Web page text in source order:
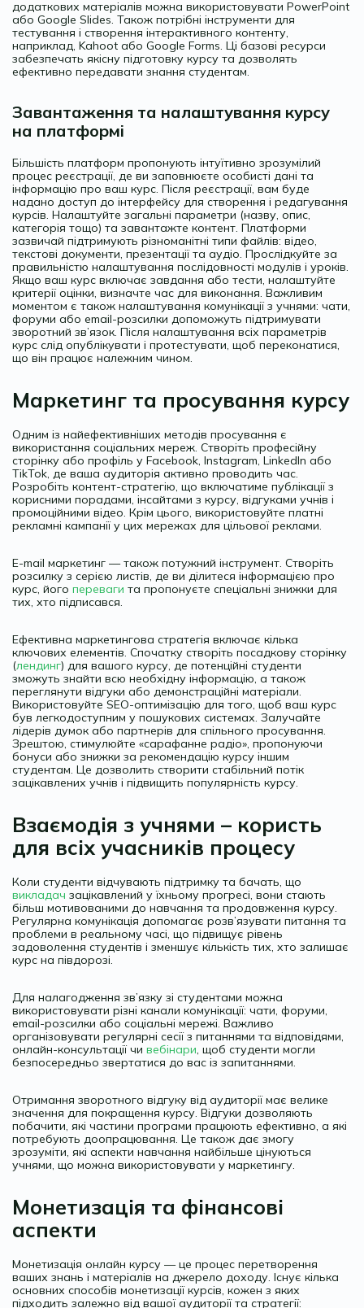
додаткових матеріалів можна використовувати PowerPoint
або Google Slides. Також потрібні інструменти для
тестування і створення інтерактивного контенту,
наприклад, Kahoot або Google Forms. Ці базові ресурси
забезпечать якісну підготовку курсу та дозволять
ефективно передавати знання студентам.
Завантаження та налаштування курсу
на платформі
Більшість платформ пропонують інтуїтивно зрозумілий
процес реєстрації, де ви заповнюєте особисті дані та
інформацію про ваш курс. Після реєстрації, вам буде
надано доступ до інтерфейсу для створення і редагування
курсів. Налаштуйте загальні параметри (назву, опис,
категорія тощо) та завантажте контент. Платформи
зазвичай підтримують різноманітні типи файлів: відео,
текстові документи, презентації та аудіо. Прослідкуйте за
правильністю налаштування послідовності модулів і уроків.
Якщо ваш курс включає завдання або тести, налаштуйте
критерії оцінки, визначте час для виконання. Важливим
моментом є також налаштування комунікації з учнями: чати,
форуми або email-розсилки допоможуть підтримувати
зворотний зв’язок. Після налаштування всіх параметрів
курс слід опублікувати і протестувати, щоб переконатися,
що він працює належним чином.
Маркетинг та просування курсу
Одним із найефективніших методів просування є
використання соціальних мереж. Створіть професійну
сторінку або профіль у Facebook, Instagram, LinkedIn або
TikTok, де ваша аудиторія активно проводить час.
Розробіть контент-стратегію, що включатиме публікації з
корисними порадами, інсайтами з курсу, відгуками учнів і
промоційними відео. Крім цього, використовуйте платні
рекламні кампанії у цих мережах для цільової реклами.
E-mail маркетинг — також потужний інструмент. Створіть
розсилку з серією листів, де ви ділитеся інформацією про
курс, його переваги та пропонуєте спеціальні знижки для
тих, хто підписався.
Ефективна маркетингова стратегія включає кілька
ключових елементів. Спочатку створіть посадкову сторінку
(лендинг) для вашого курсу, де потенційні студенти
зможуть знайти всю необхідну інформацію, а також
переглянути відгуки або демонстраційні матеріали.
Використовуйте SEO-оптимізацію для того, щоб ваш курс
був легкодоступним у пошукових системах. Залучайте
лідерів думок або партнерів для спільного просування.
Зрештою, стимулюйте «сарафанне радіо», пропонуючи
бонуси або знижки за рекомендацію курсу іншим
студентам. Це дозволить створити стабільний потік
зацікавлених учнів і підвищить популярність курсу.
Взаємодія з учнями – користь
для всіх учасників процесу
Коли студенти відчувають підтримку та бачать, що
викладач зацікавлений у їхньому прогресі, вони стають
більш мотивованими до навчання та продовження курсу.
Регулярна комунікація допомагає розв’язувати питання та
проблеми в реальному часі, що підвищує рівень
задоволення студентів і зменшує кількість тих, хто залишає
курс на півдорозі.
Для налагодження зв’язку зі студентами можна
використовувати різні канали комунікації: чати, форуми,
email-розсилки або соціальні мережі. Важливо
організовувати регулярні сесії з питаннями та відповідями,
онлайн-консультації чи вебінари , щоб студенти могли
безпосередньо звертатися до вас із запитаннями.
Отримання зворотного відгуку від аудиторії має велике
значення для покращення курсу. Відгуки дозволяють
побачити, які частини програми працюють ефективно, а які
потребують доопрацювання. Це також дає змогу
зрозуміти, які аспекти навчання найбільше цінуються
учнями, що можна використовувати у маркетингу.
Монетизація та фінансові
аспекти
Монетизація онлайн курсу — це процес перетворення
ваших знань і матеріалів на джерело доходу. Існує кілька
основних способів монетизації курсів, кожен з яких
підходить залежно від вашої аудиторії та стратегії: